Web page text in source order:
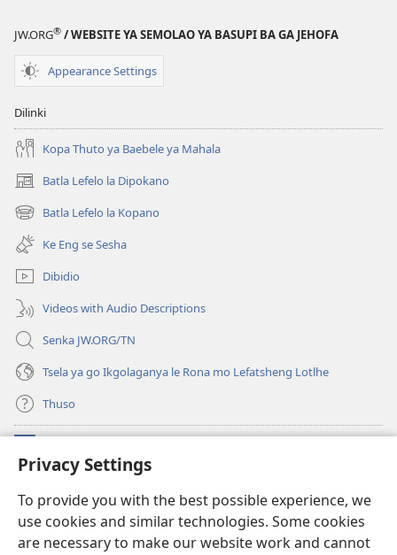
Privacy Settings
To provide you with the best possible experience, we
use cookies and similar technologies. Some cookies
are necessary to make our website work and cannot
Ithutang
se
JW.ORG® / WEBSITE YA SEMOLAO YA BASUPI BA GA JEHOFA
Appearance Settings
Dilinki
Kopa Thuto ya Baebele ya Mahala
Batla Lefelo la Dipokano
(e
bula
tsebe
nngwe)
Batla Lefelo la Kopano
(e
bula
tsebe
e
nngwe)
Ke Eng se Sesha
Dibidio
Videos with Audio Descriptions
Senka JW.ORG/TN
Tsela ya go Ikgolaganya le Rona mo Lefatsheng Lotlhe
Thuso
(e
bula
nngwe)
LAEBORARI YA MO INTERNET
(e
bula
tsebe JW Hub
(e